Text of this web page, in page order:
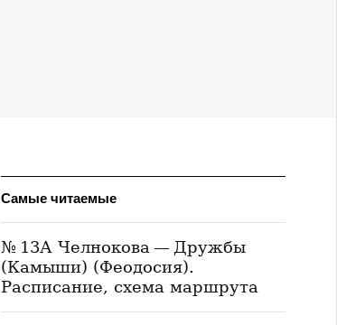
Самые читаемые
№ 13А Челнокова — Дружбы
(Камыши) (Феодосия).
Расписание, схема маршрута